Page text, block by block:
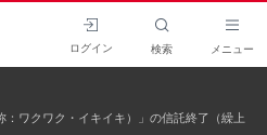
ログイン 検索 メニュー
：ワクワク・イキイキ）」の信託終了（繰上